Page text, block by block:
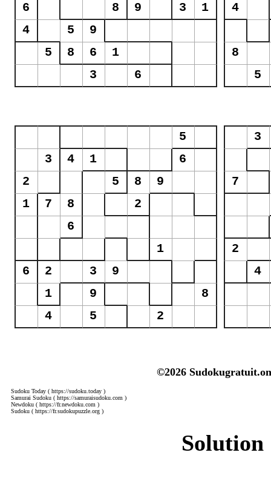
©2026
Sudoku Today ( https://sudoku.today )
Samurai Sudoku ( https://samuraisudoku.com )
Newdoku ( https://fr.newdoku.com )
Sudoku ( https://fr.sudokupuzzle.org )
Solution